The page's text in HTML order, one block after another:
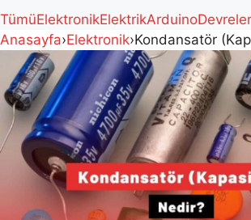
TümüElektronikElektrikArduinoDevreler
Anasayfa›Elektronik›Kondansatör